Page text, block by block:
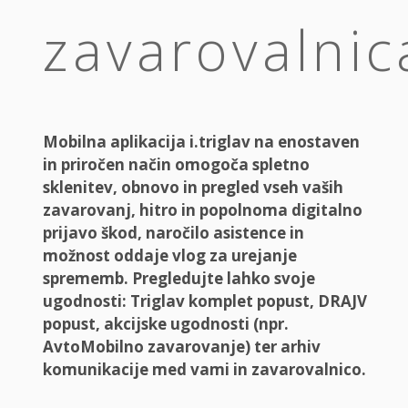
Mobilna aplikacija i.triglav na enostaven
in priročen način omogoča spletno
sklenitev, obnovo in pregled vseh vaših
zavarovanj, hitro in popolnoma digitalno
prijavo škod, naročilo asistence in
možnost oddaje vlog za urejanje
sprememb. Pregledujte lahko svoje
ugodnosti: Triglav komplet popust, DRAJV
popust, akcijske ugodnosti (npr.
AvtoMobilno zavarovanje) ter arhiv
komunikacije med vami in zavarovalnico.